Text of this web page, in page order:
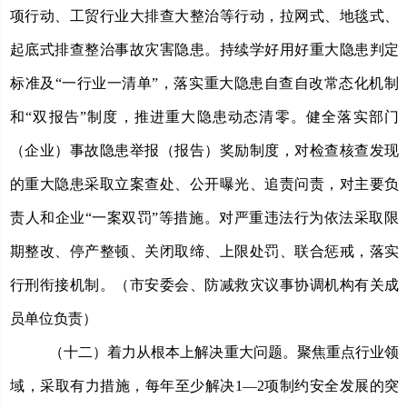
项行动、工贸行业大排查大整治等行动，拉网式、地毯式、
起底式排查整治事故灾害隐患。持续学好用好重大隐患判定
标准及“一行业一清单”，落实重大隐患自查自改常态化机制
和“双报告”制度，推进重大隐患动态清零。健全落实部门
（企业）事故隐患举报（报告）奖励制度，对检查核查发现
的重大隐患采取立案查处、公开曝光、追责问责，对主要负
责人和企业“一案双罚”等措施。对严重违法行为依法采取限
期整改、停产整顿、关闭取缔、上限处罚、联合惩戒，落实
行刑衔接机制。（市安委会、防减救灾议事协调机构有关成
员单位负责）
（十二）着力从根本上解决重大问题。 聚焦重点行业领
域，采取有力措施，每年至少解决1—2项制约安全发展的突